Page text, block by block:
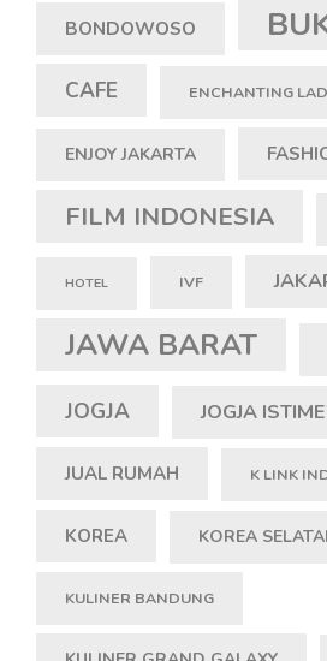
BONDOWOSO
CAFE ENCHANTING
ENJOY JAKARTA
FILM INDONESIA
HOTEL IVF
JAWA BARAT
JOGJA JOGJA
JUAL RUMAH K LINK
KOREA KOREA
KULINER BANDUNG